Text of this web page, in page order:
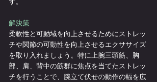
解決策
柔軟性と可動域を向上させるためにストレッ
チや関節の可動性を向上させるエクササイズ
を取り入れましょう。特に上腕三頭筋、胸
部、肩、背中の筋群に焦点を当てたストレッ
チを行うことで、腕立て伏せの動作の幅を広